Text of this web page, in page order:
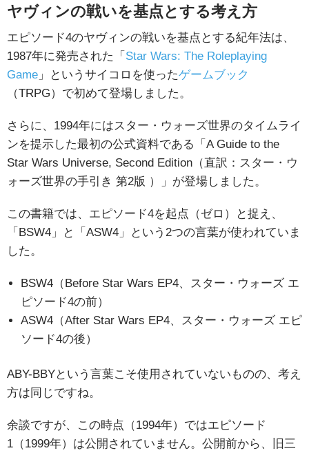
ヤヴィンの戦いを基点とする考え方
エピソード4のヤヴィンの戦いを基点とする紀年法は、
1987年に発売された「 Star Wars: The Roleplaying
Game 」というサイコロを使ったゲームブック
（TRPG）で初めて登場しました。
さらに、1994年にはスター・ウォーズ世界のタイムライ
ンを提示した最初の公式資料である「A Guide to the
Star Wars Universe, Second Edition（直訳：スター・ウ
ォーズ世界の手引き 第2版 ）」が登場しました。
この書籍では、エピソード4を起点（ゼロ）と捉え、
「BSW4」と「ASW4」という2つの言葉が使われていま
した。
BSW4（Before Star Wars EP4、スター・ウォーズ エ
ピソード4の前）
ASW4（After Star Wars EP4、スター・ウォーズ エピ
ソード4の後）
ABY-BBYという言葉こそ使用されていないものの、考え
方は同じですね。
余談ですが、この時点（1994年）ではエピソード
1（1999年）は公開されていません。公開前から、旧三